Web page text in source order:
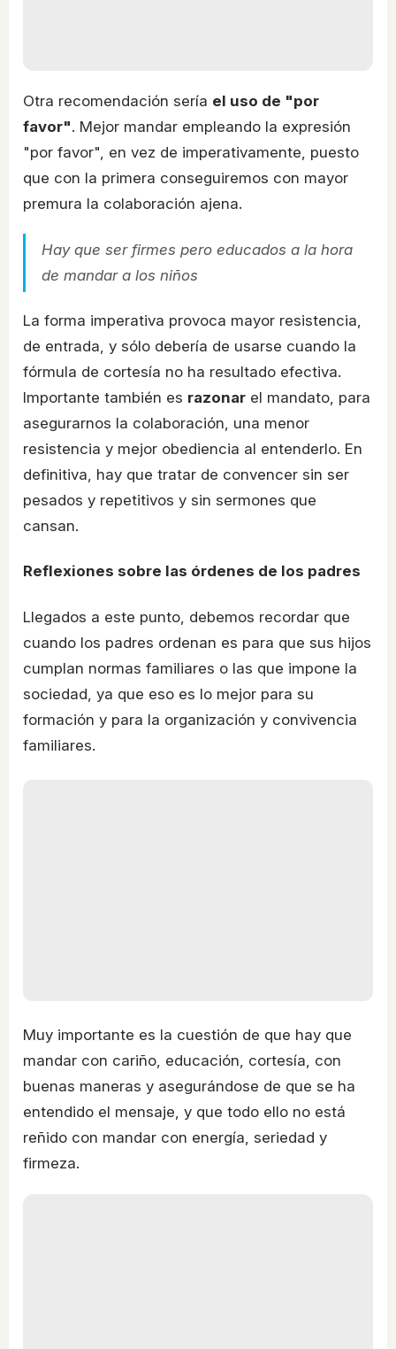
Otra recomendación sería el uso de "por
favor". Mejor mandar empleando la expresión
"por favor", en vez de imperativamente, puesto
que con la primera conseguiremos con mayor
premura la colaboración ajena.
Hay que ser firmes pero educados a la hora
de mandar a los niños
La forma imperativa provoca mayor resistencia,
de entrada, y sólo debería de usarse cuando la
fórmula de cortesía no ha resultado efectiva.
Importante también es razonar el mandato, para
asegurarnos la colaboración, una menor
resistencia y mejor obediencia al entenderlo. En
definitiva, hay que tratar de convencer sin ser
pesados y repetitivos y sin sermones que
cansan.
Reflexiones sobre las órdenes de los padres
Llegados a este punto, debemos recordar que
cuando los padres ordenan es para que sus hijos
cumplan normas familiares o las que impone la
sociedad, ya que eso es lo mejor para su
formación y para la organización y convivencia
familiares.
Muy importante es la cuestión de que hay que
mandar con cariño, educación, cortesía, con
buenas maneras y asegurándose de que se ha
entendido el mensaje, y que todo ello no está
reñido con mandar con energía, seriedad y
firmeza.